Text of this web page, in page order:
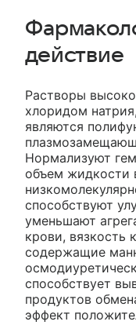
действие
Растворы
хлоридом
являются
Нормализуют
объем жидкости
способствуют
уменьшают
крови, вязкость
содержащие
способствует
продуктов
эффект